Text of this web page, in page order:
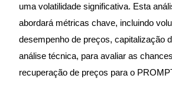
Futuros de criptomoeda
uma volatilidade significativa. Esta
abordará métricas chave, incluindo
desempenho de preços, capitalização
análise técnica, para avaliar as
recuperação de preços para o